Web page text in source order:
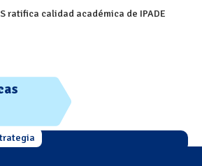
ratifica calidad académica de IPADE